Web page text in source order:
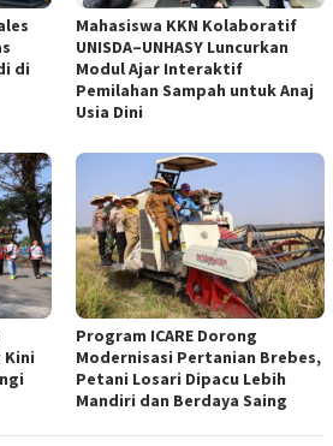
di
Mahasiswa KKN Kolaboratif
UNISDA–UNHASY Luncurkan
Modul Ajar Interaktif
Pemilahan Sampah untuk Anaj
Usia Dini
Kini
Program ICARE Dorong
Modernisasi Pertanian Brebes,
Petani Losari Dipacu Lebih
Mandiri dan Berdaya Saing